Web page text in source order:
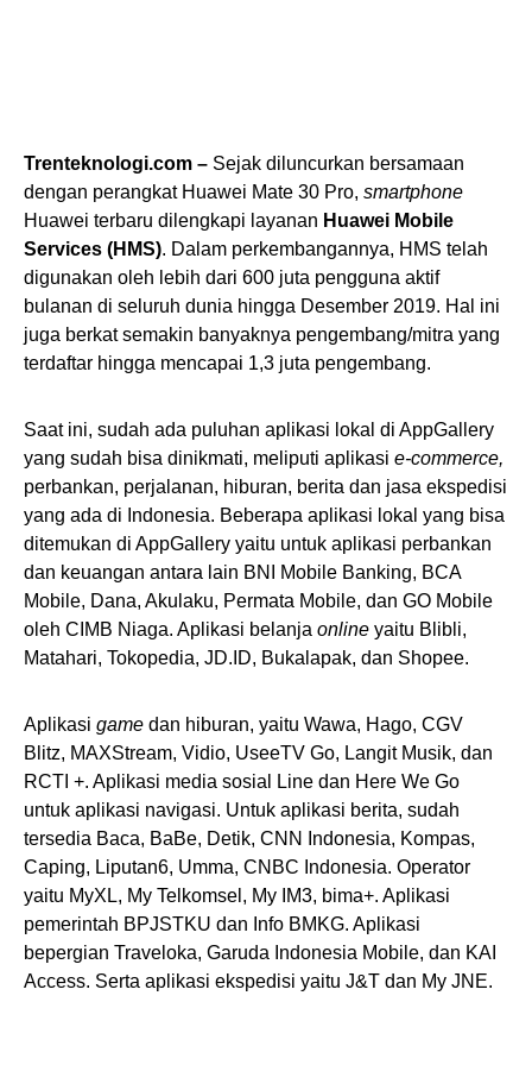
Trenteknologi.com – Sejak diluncurkan bersamaan
dengan perangkat Huawei Mate 30 Pro, smartphone
Huawei terbaru dilengkapi layanan Huawei Mobile
Services (HMS). Dalam perkembangannya, HMS telah
digunakan oleh lebih dari 600 juta pengguna aktif
bulanan di seluruh dunia hingga Desember 2019. Hal ini
juga berkat semakin banyaknya pengembang/mitra yang
terdaftar hingga mencapai 1,3 juta pengembang.
Saat ini, sudah ada puluhan aplikasi lokal di AppGallery
yang sudah bisa dinikmati, meliputi aplikasi e-commerce,
perbankan, perjalanan, hiburan, berita dan jasa ekspedisi
yang ada di Indonesia. Beberapa aplikasi lokal yang bisa
ditemukan di AppGallery yaitu untuk aplikasi perbankan
dan keuangan antara lain BNI Mobile Banking, BCA
Mobile, Dana, Akulaku, Permata Mobile, dan GO Mobile
oleh CIMB Niaga. Aplikasi belanja online yaitu Blibli,
Matahari, Tokopedia, JD.ID, Bukalapak, dan Shopee.
Aplikasi game dan hiburan, yaitu Wawa, Hago, CGV
Blitz, MAXStream, Vidio, UseeTV Go, Langit Musik, dan
RCTI +. Aplikasi media sosial Line dan Here We Go
untuk aplikasi navigasi. Untuk aplikasi berita, sudah
tersedia Baca, BaBe, Detik, CNN Indonesia, Kompas,
Caping, Liputan6, Umma, CNBC Indonesia. Operator
yaitu MyXL, My Telkomsel, My IM3, bima+. Aplikasi
pemerintah BPJSTKU dan Info BMKG. Aplikasi
bepergian Traveloka, Garuda Indonesia Mobile, dan KAI
Access. Serta aplikasi ekspedisi yaitu J&T dan My JNE.